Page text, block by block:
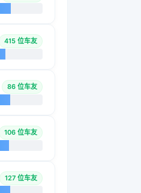
415 位车友
86 位车友
106 位车友
127 位车友